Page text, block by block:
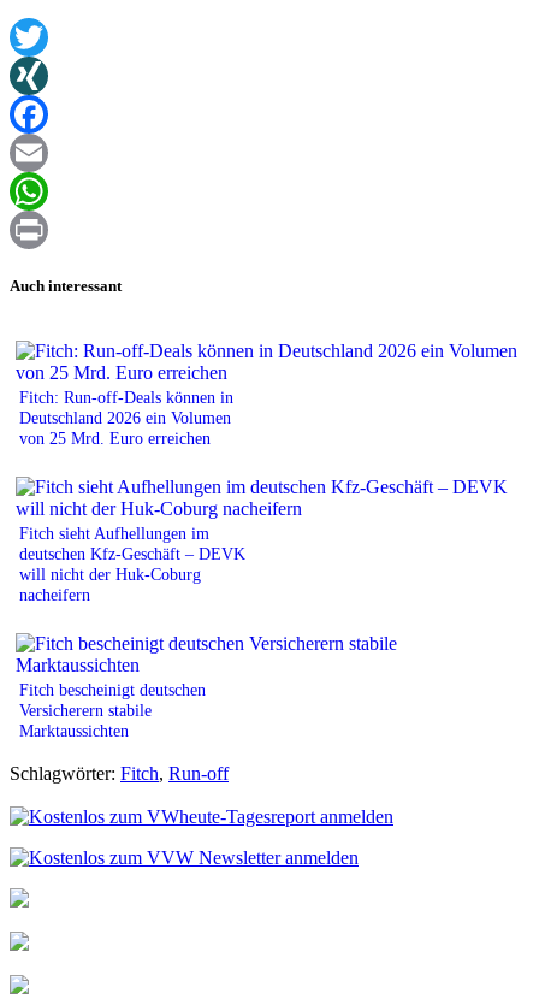
Twitter
XING
Facebook
Email
WhatsApp
Auch interessant
Fitch: Run-off-Deals können in
Deutschland 2026 ein Volumen
von 25 Mrd. Euro erreichen
Fitch sieht Aufhellungen im
deutschen Kfz-Geschäft – DEVK
will nicht der Huk-Coburg
nacheifern
Fitch bescheinigt deutschen
Versicherern stabile
Marktaussichten
Schlagwörter: Fitch, Run-off